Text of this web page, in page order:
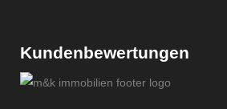
Kundenbewertungen